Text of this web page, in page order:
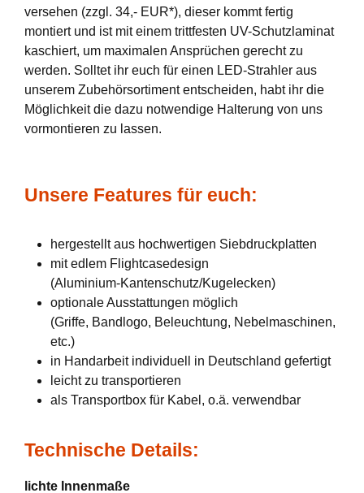
versehen (zzgl. 34,- EUR*), dieser kommt fertig
montiert und ist mit einem trittfesten UV-Schutzlaminat
kaschiert, um maximalen Ansprüchen gerecht zu
werden. Solltet ihr euch für einen LED-Strahler aus
unserem Zubehörsortiment entscheiden, habt ihr die
Möglichkeit die dazu notwendige Halterung von uns
vormontieren zu lassen.
Unsere Features für euch:
hergestellt aus hochwertigen Siebdruckplatten
mit edlem Flightcasedesign
(Aluminium-Kantenschutz/Kugelecken)
optionale Ausstattungen möglich
(Griffe, Bandlogo, Beleuchtung, Nebelmaschinen,
etc.)
in Handarbeit individuell in Deutschland gefertigt
leicht zu transportieren
als Transportbox für Kabel, o.ä. verwendbar
Technische Details:
lichte Innenmaße